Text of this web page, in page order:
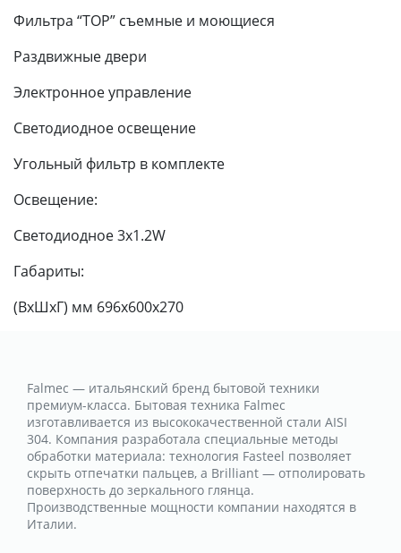
Фильтра “TOP” съемные и моющиеся
Раздвижные двери
Электронное управление
Светодиодное освещение
Угольный фильтр в комплекте
Освещение:
Светодиодное 3x1.2W
Габариты:
(ВхШхГ) мм 696х600х270
Falmec — итальянский бренд бытовой техники
премиум-класса. Бытовая техника Falmec
изготавливается из высококачественной стали AISI
304. Компания разработала специальные методы
обработки материала: технология Fasteel позволяет
скрыть отпечатки пальцев, а Brilliant — отполировать
поверхность до зеркального глянца.
Производственные мощности компании находятся в
Италии.